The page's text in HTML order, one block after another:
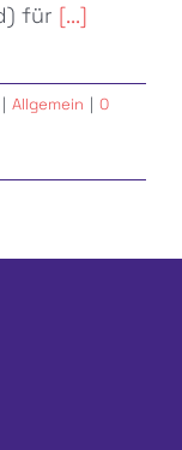
für [...]
| Allgemein | 0